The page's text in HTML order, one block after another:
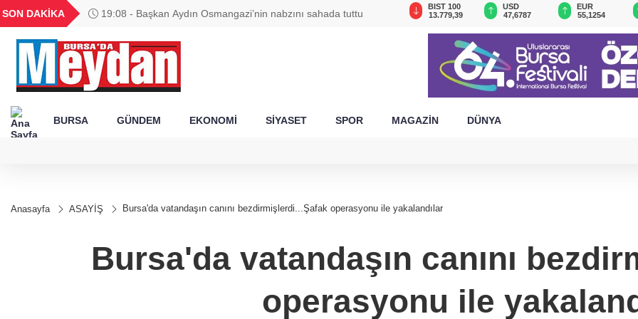
SON DAKİKA 19:08 - Başkan Aydın Osmangazi’nin nabzını sahada tuttu
GEL
18,2677
16,3788
27,9743
0,0018
6.660,55
BIST 100
13.779,39
USD
47,6787
EUR
55,1254
BURSA GÜNDEM EKONOMİ SİYASET SPOR MAGAZİN DÜNYA
Anasayfa ASAYİŞ Bursa'da vatandaşın canını bezdirmişlerdi...Şafak operasyonu ile yakalandılar
Bursa'da vatandaşın canını
operasyonu ile